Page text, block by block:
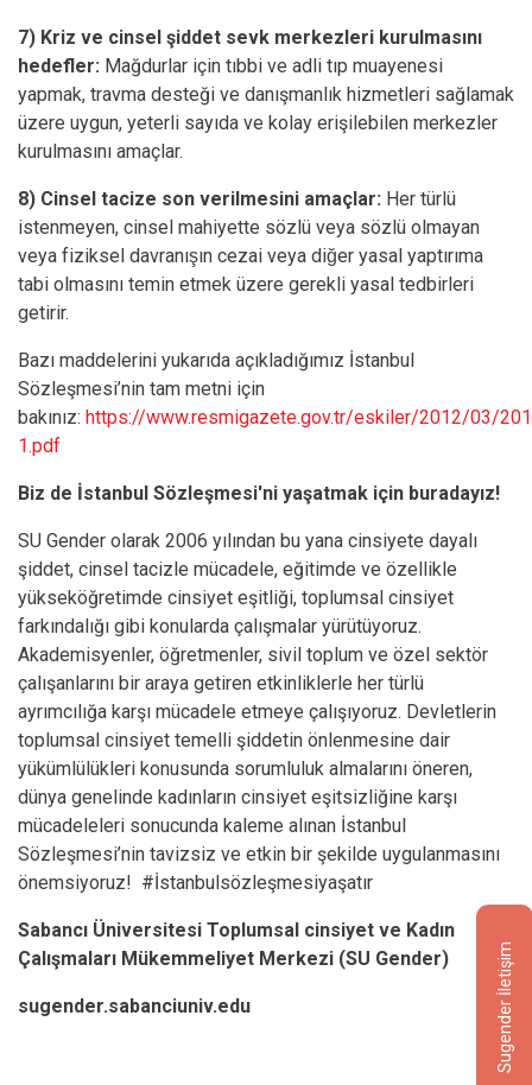
Sugender İletişim
7) Kriz ve cinsel şiddet sevk merkezleri kurulmasını
hedefler: Mağdurlar için tıbbi ve adli tıp muayenesi
yapmak, travma desteği ve danışmanlık hizmetleri sağlamak
üzere uygun, yeterli sayıda ve kolay erişilebilen merkezler
kurulmasını amaçlar.
8) Cinsel tacize son verilmesini amaçlar: Her türlü
istenmeyen, cinsel mahiyette sözlü veya sözlü olmayan
veya fiziksel davranışın cezai veya diğer yasal yaptırıma
tabi olmasını temin etmek üzere gerekli yasal tedbirleri
getirir.
Bazı maddelerini yukarıda açıkladığımız İstanbul
Sözleşmesi’nin tam metni için
bakınız: https://www.resmigazete.gov.tr/eskiler/2012/03/
1.pdf
Biz de İstanbul Sözleşmesi'ni yaşatmak için buradayız!
SU Gender olarak 2006 yılından bu yana cinsiyete dayalı
şiddet, cinsel tacizle mücadele, eğitimde ve özellikle
yükseköğretimde cinsiyet eşitliği, toplumsal cinsiyet
farkındalığı gibi konularda çalışmalar yürütüyoruz.
Akademisyenler, öğretmenler, sivil toplum ve özel sektör
çalışanlarını bir araya getiren etkinliklerle her türlü
ayrımcılığa karşı mücadele etmeye çalışıyoruz. Devletlerin
toplumsal cinsiyet temelli şiddetin önlenmesine dair
yükümlülükleri konusunda sorumluluk almalarını öneren,
dünya genelinde kadınların cinsiyet eşitsizliğine karşı
mücadeleleri sonucunda kaleme alınan İstanbul
Sözleşmesi’nin tavizsiz ve etkin bir şekilde uygulanmasını
önemsiyoruz! #İstanbulsözleşmesiyaşatır
Sabancı Üniversitesi Toplumsal cinsiyet ve Kadın
Çalışmaları Mükemmeliyet Merkezi (SU Gender)
sugender.sabanciuniv.edu